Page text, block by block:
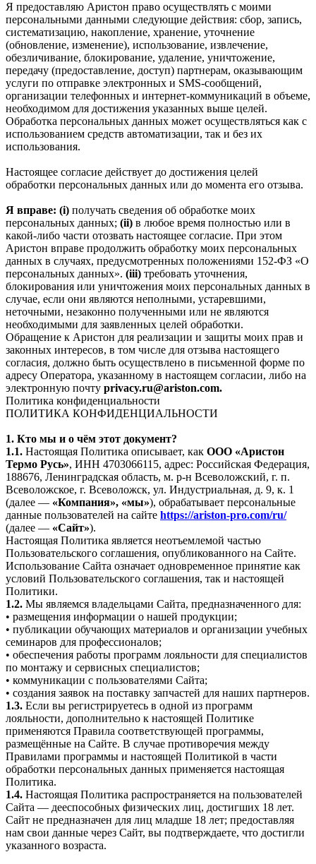
Я предоставляю Аристон право осуществлять с моими
персональными данными следующие действия: сбор, запись,
систематизацию, накопление, хранение, уточнение
(обновление, изменение), использование, извлечение,
обезличивание, блокирование, удаление, уничтожение,
передачу (предоставление, доступ) партнерам, оказывающим
услуги по отправке электронных и SMS‑сообщений,
организации телефонных и интернет‑коммуникаций в объеме,
необходимом для достижения указанных выше целей.
Обработка персональных данных может осуществляться как с
использованием средств автоматизации, так и без их
использования.
Настоящее согласие действует до достижения целей
обработки персональных данных или до момента его отзыва.
Я вправе: (i) получать сведения об обработке моих
персональных данных; (ii) в любое время полностью или в
какой-либо части отозвать настоящее согласие. При этом
Аристон вправе продолжить обработку моих персональных
данных в случаях, предусмотренных положениями 152-ФЗ «О
персональных данных». (iii) требовать уточнения,
блокирования или уничтожения моих персональных данных в
случае, если они являются неполными, устаревшими,
неточными, незаконно полученными или не являются
необходимыми для заявленных целей обработки.
Обращение к Аристон для реализации и защиты моих прав и
законных интересов, в том числе для отзыва настоящего
согласия, должно быть осуществлено в письменной форме по
адресу Оператора, указанному в настоящем согласии, либо на
электронную почту privacy.ru@ariston.com.
Политика конфиденциальности
ПОЛИТИКА КОНФИДЕНЦИАЛЬНОСТИ
1. Кто мы и о чём этот документ?
1.1. Настоящая Политика описывает, как ООО «Аристон
Термо Русь», ИНН 4703066115, адрес: Российская Федерация,
188676, Ленинградская область, м. р-н Всеволожский, г. п.
Всеволожское, г. Всеволожск, ул. Индустриальная, д. 9, к. 1
(далее — «Компания», «мы»), обрабатывает персональные
данные пользователей на сайте https://ariston-pro.com/ru/
(далее — «Сайт»).
Настоящая Политика является неотъемлемой частью
Пользовательского соглашения, опубликованного на Сайте.
Использование Сайта означает одновременное принятие как
условий Пользовательского соглашения, так и настоящей
Политики.
1.2. Мы являемся владельцами Сайта, предназначенного для:
• размещения информации о нашей продукции;
• публикации обучающих материалов и организации учебных
семинаров для профессионалов;
• обеспечения работы программ лояльности для специалистов
по монтажу и сервисных специалистов;
• коммуникации с пользователями Сайта;
• создания заявок на поставку запчастей для наших партнеров.
1.3. Если вы регистрируетесь в одной из программ
лояльности, дополнительно к настоящей Политике
применяются Правила соответствующей программы,
размещённые на Сайте. В случае противоречия между
Правилами программы и настоящей Политикой в части
обработки персональных данных применяется настоящая
Политика.
1.4. Настоящая Политика распространяется на пользователей
Сайта — дееспособных физических лиц, достигших 18 лет.
Сайт не предназначен для лиц младше 18 лет; предоставляя
нам свои данные через Сайт, вы подтверждаете, что достигли
указанного возраста.